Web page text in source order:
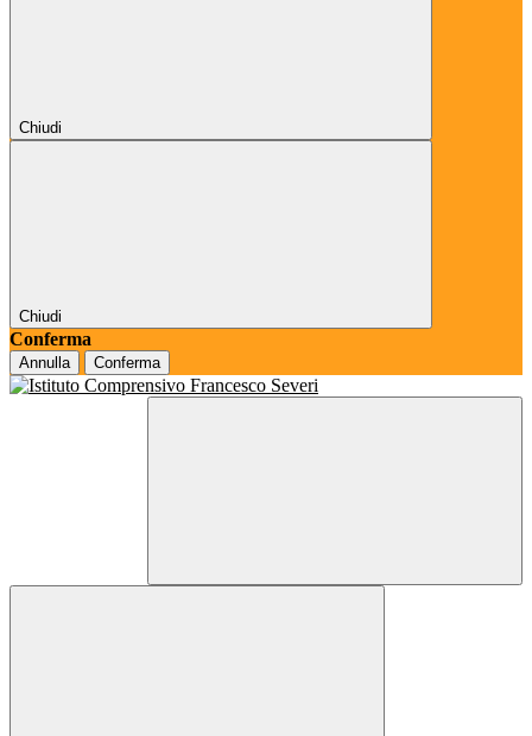
Chiudi
Chiudi
Conferma
Annulla Conferma